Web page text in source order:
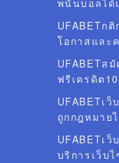
พนันบอลได้
UFABETก
โอกาสและ
UFABETส
ฟรีเครดิต
UFABETเ
ถูกกฎหมาย
UFABETเ
บริการเว็บ